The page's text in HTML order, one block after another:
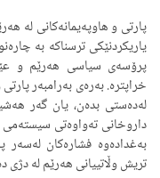
پارتی و هاوپەیمانەکانی لە
یاریکردنێکی ترسناکە بە
پرۆسەی سیاسی هەرێم و
خراپترە. بەرەی بەرامبەر
لەدەستی بدەن، یان گەر
داروخانی تەواوەتی سیستەمی
بەغدادەوە فشارەکان لەسەر
تریش وڵاتییانی هەرێم لە دژی